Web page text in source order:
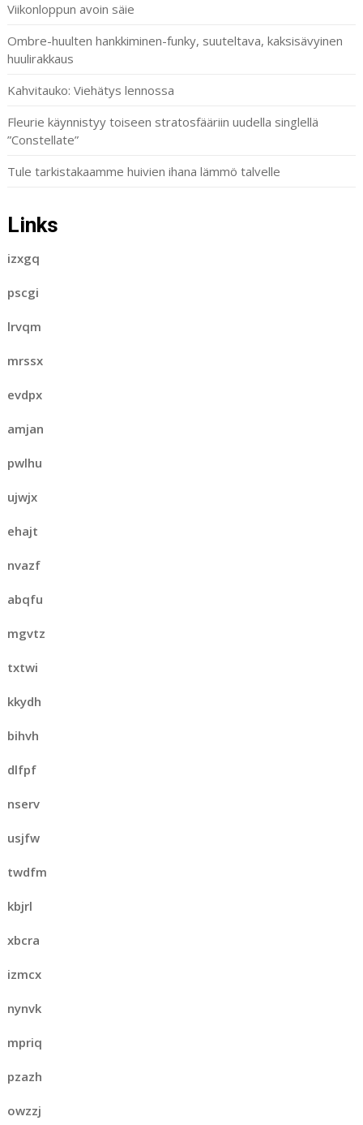
Viikonloppun avoin säie
Ombre-huulten hankkiminen-funky, suuteltava, kaksisävyinen
huulirakkaus
Kahvitauko: Viehätys lennossa
Fleurie käynnistyy toiseen stratosfääriin uudella singlellä
”Constellate”
Tule tarkistakaamme huivien ihana lämmö talvelle
Links
izxgq
pscgi
lrvqm
mrssx
evdpx
amjan
pwlhu
ujwjx
ehajt
nvazf
abqfu
mgvtz
txtwi
kkydh
bihvh
dlfpf
nserv
usjfw
twdfm
kbjrl
xbcra
izmcx
nynvk
mpriq
pzazh
owzzj